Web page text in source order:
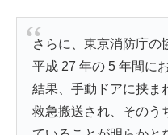
さらに、東京消防庁の
平成 27 年の 5 年間に
結果、手動ドアに挟ま
救急搬送され、そのう